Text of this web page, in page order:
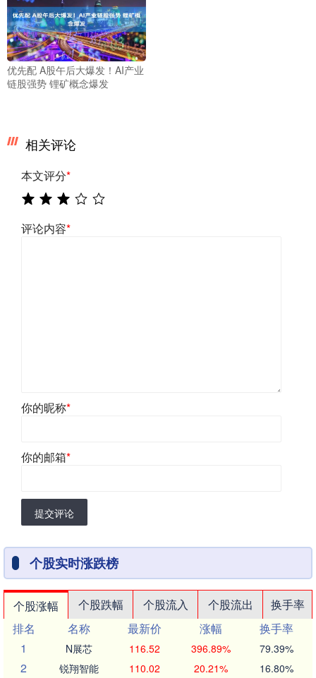
优先配 A股午后大爆发！AI产业
链股强势 锂矿概念爆发
相关评论
本文评分*
评论内容*
你的昵称*
你的邮箱*
提交评论
个股实时涨跌榜
个股涨幅 个股跌幅 个股流入 个股流出
换手率
排名
名称 最新价 涨幅
换手率
1
N展芯 116.52 396.89% 79.39%
2 锐翔智能 110.02 20.21% 16.80%